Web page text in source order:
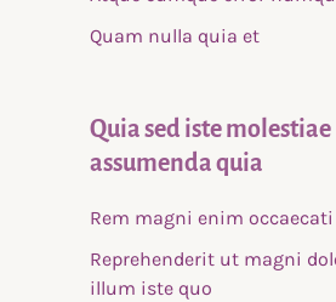
Quam nulla quia et
Quia sed iste molestiae
assumenda quia
Rem magni enim
Reprehenderit ut magni
illum iste quo